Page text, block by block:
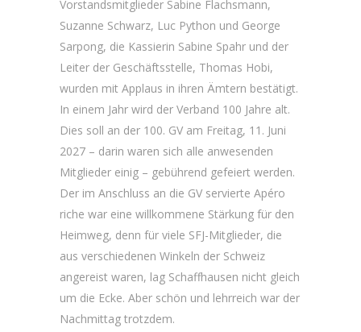
Vorstandsmitglieder Sabine Flachsmann,
Suzanne Schwarz, Luc Python und George
Sarpong, die Kassierin Sabine Spahr und der
Leiter der Geschäftsstelle, Thomas Hobi,
wurden mit Applaus in ihren Ämtern bestätigt.
In einem Jahr wird der Verband 100 Jahre alt.
Dies soll an der 100. GV am Freitag, 11. Juni
2027 – darin waren sich alle anwesenden
Mitglieder einig – gebührend gefeiert werden.
Der im Anschluss an die GV servierte Apéro
riche war eine willkommene Stärkung für den
Heimweg, denn für viele SFJ-Mitglieder, die
aus verschiedenen Winkeln der Schweiz
angereist waren, lag Schaffhausen nicht gleich
um die Ecke. Aber schön und lehrreich war der
Nachmittag trotzdem.